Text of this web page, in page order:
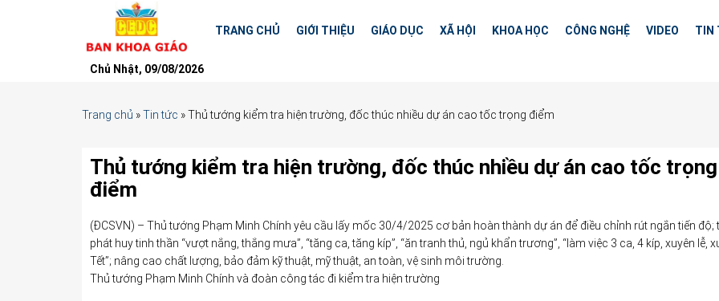
TRANG CHỦ GIỚI THIỆU GIÁO DỤC XÃ HỘI KHOA HỌC CÔNG NGHỆ VIDEO TIN
Chủ Nhật, 09/08/2026
Trang chủ »Tin tức »Thủ tướng kiểm tra hiện trường, đốc thúc nhiều dự án cao tốc trọng điểm
Thủ tướng kiểm tra hiện trường, đốc thúc nhiều dự án cao tốc trọng
điểm
(ĐCSVN) – Thủ tướng Phạm Minh Chính yêu cầu lấy mốc 30/4/2025 cơ bản hoàn thành dự án để điều chỉnh rút ngắn tiến độ;
phát huy tinh thần “vượt nắng, thắng mưa”, “tăng ca, tăng kíp”, “ăn tranh thủ, ngủ khẩn trương”, “làm việc 3 ca, 4 kíp, xuyên lễ,
Tết”; nâng cao chất lượng, bảo đảm kỹ thuật, mỹ thuật, an toàn, vệ sinh môi trường.
Thủ tướng Phạm Minh Chính và đoàn công tác đi kiểm tra hiện trường